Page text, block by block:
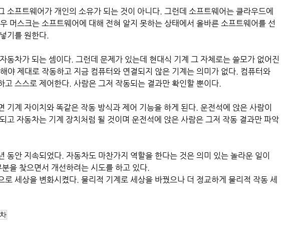
소프트웨어가 개인의 소유가 되는 것이 아니다. 그런데 소프트웨어는 클라우드에
머스크는 소프트웨어에 대해 전혀 알지 못하는 상태에서 올바른 소프트웨어를 선
기를 원한다.
동차가 되는 셈이다. 그런데 문제가 있는데 현대식 기계 그 자체로는 쓸모가 없어진
야 제대로 작동하고 지금 컴퓨터와 연결되지 않은 기계는 의미가 없다. 컴퓨터와
고 스스로 제어한다. 사람은 그저 작동되는 결과만 확인할 뿐이다.
고 자동차는 기계 장치처럼 될 것이며 운전석에 앉은 사람은 그저 작동 결과만 파악
동안 지속되었다. 자동차도 마찬가지 역할을 한다는 것은 의미 있는 놀라운 일이
을 찾으면서 개선하려는 시도를 하고 있다.
로 세상을 변화시켰다. 물리적 기계로 세상을 바꿨으나 더 정교하게 물리적 작동 세